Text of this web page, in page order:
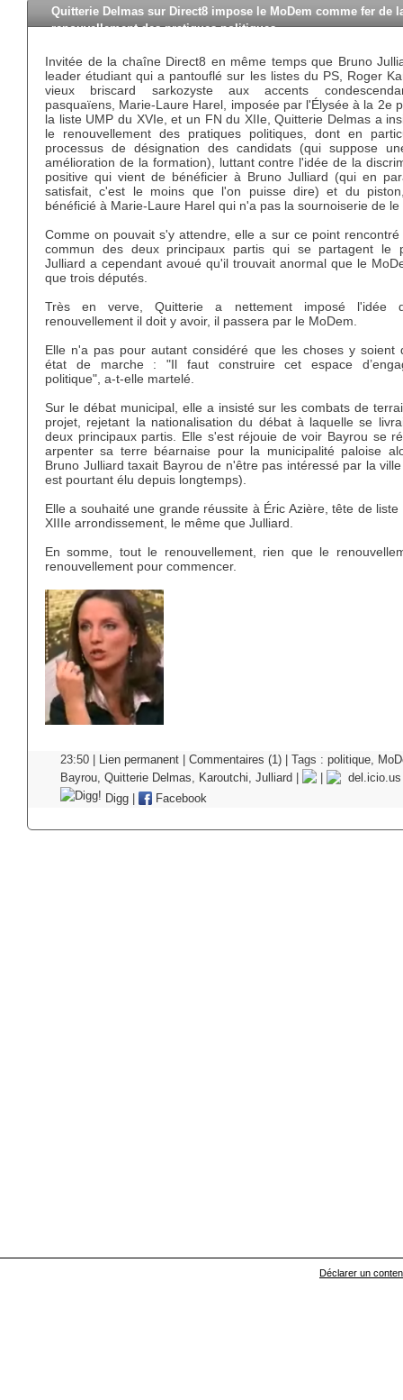
Quitterie Delmas sur Direct8 impose le MoDem comme fer de
renouvellement des pratiques politiques.
Invitée de la chaîne Direct8 en même temps que Bruno
leader étudiant qui a pantouflé sur les listes du PS, Roger
vieux briscard sarkozyste aux accents
pasquaïens, Marie-Laure Harel, imposée par l'Élysée à la 2e
la liste UMP du XVIe, et un FN du XIIe, Quitterie Delmas a
le renouvellement des pratiques politiques, dont en
processus de désignation des candidats (qui suppose
amélioration de la formation), luttant contre l'idée de la
positive qui vient de bénéficier à Bruno Julliard (qui en
satisfait, c'est le moins que l'on puisse dire) et du
bénéficié à Marie-Laure Harel qui n'a pas la sournoiserie de le
Comme on pouvait s'y attendre, elle a sur ce point
commun des deux principaux partis qui se partagent le
Julliard a cependant avoué qu'il trouvait anormal que le
que trois députés.
Très en verve, Quitterie a nettement imposé l'idée
renouvellement il doit y avoir, il passera par le MoDem.
Elle n'a pas pour autant considéré que les choses y soient
état de marche : "Il faut construire cet espace
politique", a-t-elle martelé.
Sur le débat municipal, elle a insisté sur les combats de
projet, rejetant la nationalisation du débat à laquelle se
deux principaux partis. Elle s'est réjouie de voir Bayrou se
arpenter sa terre béarnaise pour la municipalité paloise
Bruno Julliard taxait Bayrou de n'être pas intéressé par la
est pourtant élu depuis longtemps).
Elle a souhaité une grande réussite à Éric Azière, tête de liste
XIIIe arrondissement, le même que Julliard.
En somme, tout le renouvellement, rien que le
renouvellement pour commencer.
23:50 | Lien permanent | Commentaires (1) | Tags : politique
Bayrou Quitterie Delmas Karoutchi Julliard | | del.icio.us
Digg | Facebook
Déclarer un